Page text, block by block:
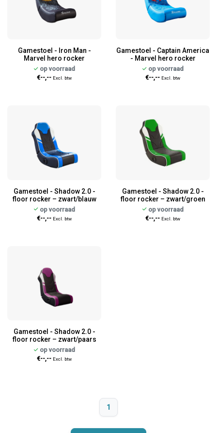
Gamestoel - Iron Man -
Marvel hero rocker
op voorraad
€--,-- Excl. btw
Gamestoel - Captain America
- Marvel hero rocker
op voorraad
€--,-- Excl. btw
Gamestoel - Shadow 2.0 -
floor rocker – zwart/blauw
op voorraad
€--,-- Excl. btw
Gamestoel - Shadow 2.0 -
floor rocker – zwart/groen
op voorraad
€--,-- Excl. btw
Gamestoel - Shadow 2.0 -
floor rocker – zwart/paars
op voorraad
€--,-- Excl. btw
1